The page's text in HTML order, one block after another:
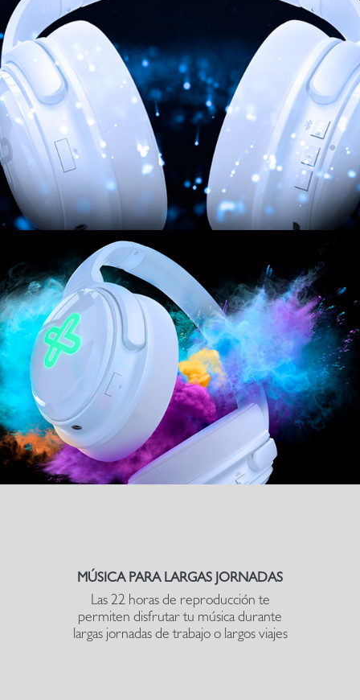
MÚSICA PARA LARGAS JORNADAS
Las 22 horas de reproducción te
permiten disfrutar tu música durante
largas jornadas de trabajo o largos viajes